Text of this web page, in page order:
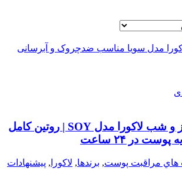
پک ضد چروک روز و شب لاکورا مدل SOY | روتین کامل
در ۲۴ ساعت
مراقبت پوست, برندها, لاكورا , پیشنهادات